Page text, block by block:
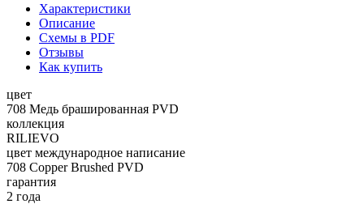
Характеристики
Описание
Схемы в PDF
Отзывы
Как купить
цвет
708 Медь брашированная PVD
коллекция
RILIEVO
цвет международное написание
708 Copper Brushed PVD
гарантия
2 года